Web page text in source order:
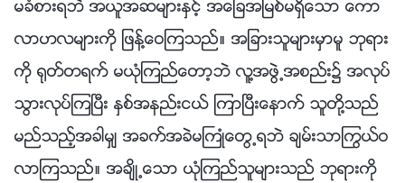
မခံစားရဘဲ အယူအဆမ်ားႏွင့္ အေျခအျမစ္မရွိေသာ ေကာ
လာဟလမ်ားကို ျဖန႔္ေဝၾကသည္။ အျခားသူမ်ားမွာမူ ဘုရား
ကို ႐ုတ္တရက္ မယုံၾကည္ေတာ့ဘဲ လူ႔အဖြဲ႕အစည္း၌ အလုပ္
သြားလုပ္ၾကၿပီး ႏွစ္အနည္းငယ္ ၾကာၿပီးေနာက္ သူတို႔သည္
မည္သည့္အခါမွ် အခက္အခဲမႀကဳံေတြ႕ရဘဲ ခ်မ္းသာႂကြယ္ဝ
လာၾကသည္။ အခ်ိဳ႕ေသာ ယုံၾကည္သူမ်ားသည္ ဘုရားကို